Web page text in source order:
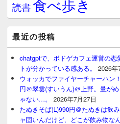
読書食べ歩き
最近の投稿
chatgptで、ボドゲカフェ運営の
トが分かっている感ある。
2026年
ウォッカでファイヤーチャーハン
円＠翠雲(すいうん)＠上野。量が
ゃない…。
2026年7月27日
たぬきそば(L)990円＠たぬきは飲
ャ固いんだけど、どこが飲み物な